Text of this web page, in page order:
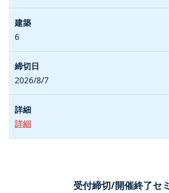
6
2026/8/7
詳細
受付締切/開催終了セ